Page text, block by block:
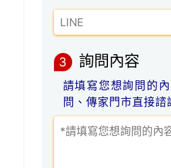
3 詢問內容
請填寫您想詢問的
問、傳家門市直接